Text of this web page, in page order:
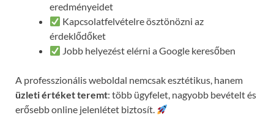
eredményeidet
Kapcsolatfelvételre ösztönözni az
érdeklődőket
Jobb helyezést elérni a Google keresőben
A professzionális weboldal nemcsak esztétikus, hanem
üzleti értéket teremt: több ügyfelet, nagyobb bevételt és
erősebb online jelenlétet biztosít.